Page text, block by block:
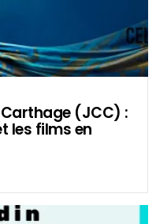
(JCC) :
les films en